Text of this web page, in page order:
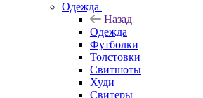
Одежда
Назад
Одежда
Футболки
Толстовки
Свитшоты
Худи
Свитеры